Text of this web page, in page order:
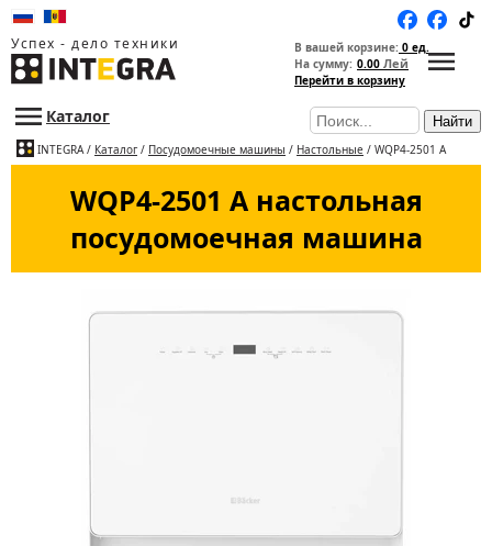
Успех - дело техники В вашей корзине: 0 ед.
На сумму: 0.00 Лей
Перейти в корзину
Каталог Найти
INTEGRA/ Каталог / Посудомоечные машины / Настольные / WQP4-2501 A
WQP4-2501 A настольная
посудомоечная машина